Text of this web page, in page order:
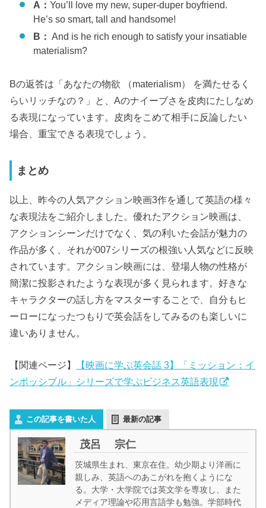
A：You’ll love my new, super-duper boyfriend.
He’s so smart, tall and handsome!
B： And is he rich enough to satisfy your insatiable
materialism?
Bの返答は「あなたの物欲 （materialism） を満たせるく
らいリッチなの？」と、Aのナイーブさを皮肉にたしなめ
る表現になっています。皮肉をこめて相手に反論したい
場合、重宝できる表現でしょう。
まとめ
以上、昨今の人気アクション映画3作を通して英語の様々
な表現法をご紹介しました。優れたアクション映画は、
アクションシーンだけでなく、気の利いた会話が魅力の
作品が多く、それが007シリーズの根強い人気などに反映
されています。アクション映画には、登場人物の性格が
簡潔に投影されたような表現が多く見られます。好きな
キャラクターの話し方をマスターすることで、自分もヒ
ーローになったつもりで英会話をしてみるのも楽しいに
違いありません。
【関連ページ】
【映画に学ぶ英会話 3】「ミッション：イ
ンポッシブル」シリーズで学ぶビジネス英語表現
この記事を書いた人 最新の記事
茂呂 宗仁
茨城県生まれ、東京在住。幼少期より洋画に
親しみ、英語へのあこがれを抱くようにな
る。大学・大学院では英文学を専攻し、また
メディア理論や応用言語学も勉強。学部時代